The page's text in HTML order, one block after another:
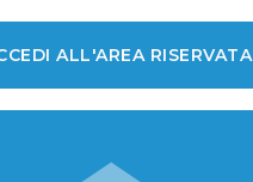
ALL'AREA RISERVATA